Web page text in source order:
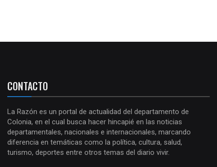
CONTACTO
La Razón es un portal de actualidad del departamento de
Colonia, en el cual busca hacer hincapié en las noticias
departamentales, nacionales e internacionales, marcando
diferencia en temáticas como la política, cultura, salud,
turismo, deportes entre otros temas del diario vivir.